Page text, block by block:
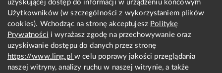
SŁOWNIK POLSKO-NIEMIECKI
SŁOWNIK POLSKO-ROSYJSKI
SŁOWNIK ANGIELSKO-POLSKI
SŁOWNIK FRANCUSKO-POLSKI
SŁOWNIK WŁOSKO-POLSKI
SŁOWNIK HISZPAŃSKO-POLSKI
SŁOWNIK NIEMIECKO-POLSKI
SŁOWNIK ROSYJSKO-POLSKI
uzyskującej dostęp do informacji w urządzeniu końcowym
Użytkowników (w szczególności z wykorzystaniem plików
cookies). Wchodząc na stronę akceptujesz Politykę
Prywatności i wyrażasz zgodę na przechowywanie oraz
uzyskiwanie dostępu do danych przez stronę
https://www.ling.plw celu poprawy jakości przeglądania
naszej witryny, analizy ruchu w naszej witrynie, a także